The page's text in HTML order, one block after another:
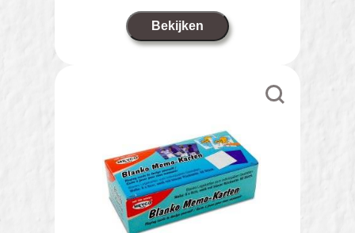
Bekijken